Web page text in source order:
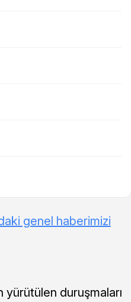
genel haberimizi
yürütülen duruşmaları